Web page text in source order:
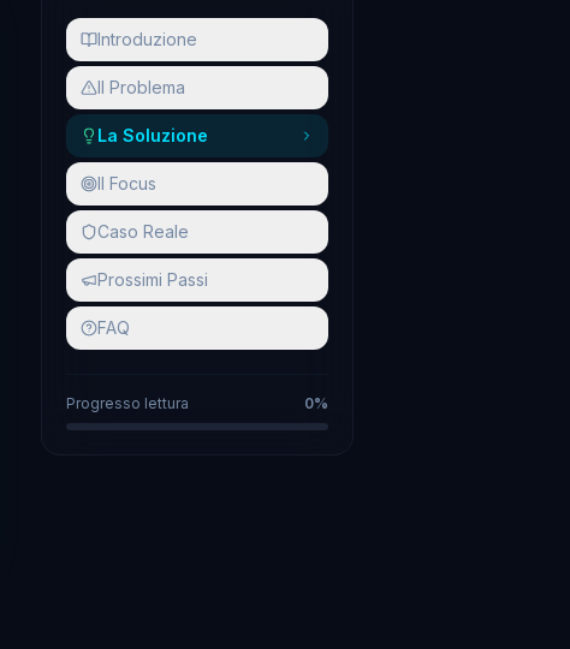
Introduzione
Il Problema
La Soluzione
Il Focus
Caso Reale
Prossimi Passi
FAQ
Progresso lettura 0%